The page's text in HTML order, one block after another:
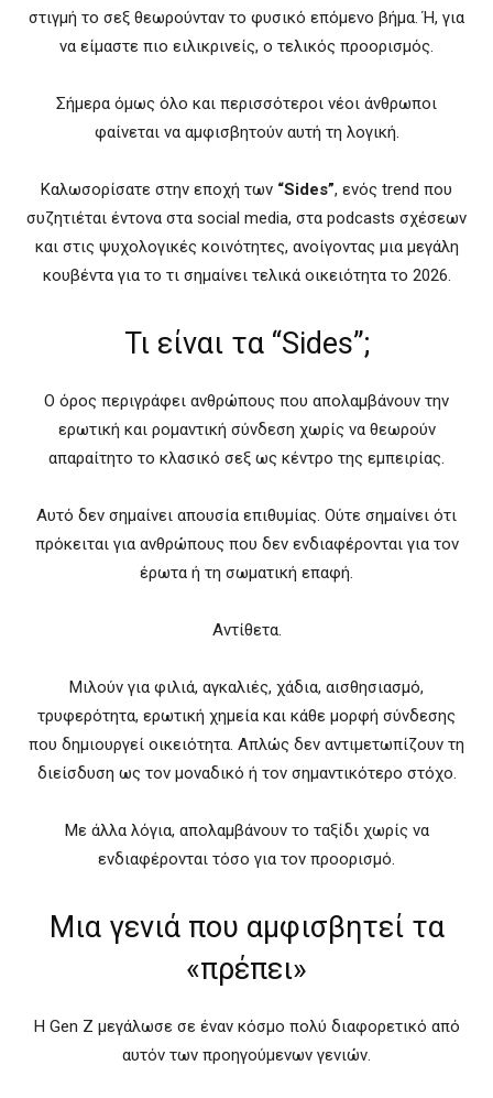
στιγμή το σεξ θεωρούνταν το φυσικό επόμενο βήμα. Ή, για
να είμαστε πιο ειλικρινείς, ο τελικός προορισμός.
Σήμερα όμως όλο και περισσότεροι νέοι άνθρωποι
φαίνεται να αμφισβητούν αυτή τη λογική.
Καλωσορίσατε στην εποχή των “Sides”, ενός trend που
συζητιέται έντονα στα social media, στα podcasts σχέσεων
και στις ψυχολογικές κοινότητες, ανοίγοντας μια μεγάλη
κουβέντα για το τι σημαίνει τελικά οικειότητα το 2026.
Τι είναι τα “Sides”;
Ο όρος περιγράφει ανθρώπους που απολαμβάνουν την
ερωτική και ρομαντική σύνδεση χωρίς να θεωρούν
απαραίτητο το κλασικό σεξ ως κέντρο της εμπειρίας.
Αυτό δεν σημαίνει απουσία επιθυμίας. Ούτε σημαίνει ότι
πρόκειται για ανθρώπους που δεν ενδιαφέρονται για τον
έρωτα ή τη σωματική επαφή.
Αντίθετα.
Μιλούν για φιλιά, αγκαλιές, χάδια, αισθησιασμό,
τρυφερότητα, ερωτική χημεία και κάθε μορφή σύνδεσης
που δημιουργεί οικειότητα. Απλώς δεν αντιμετωπίζουν τη
διείσδυση ως τον μοναδικό ή τον σημαντικότερο στόχο.
Με άλλα λόγια, απολαμβάνουν το ταξίδι χωρίς να
ενδιαφέρονται τόσο για τον προορισμό.
Μια γενιά που αμφισβητεί τα
«πρέπει»
Η Gen Z μεγάλωσε σε έναν κόσμο πολύ διαφορετικό από
αυτόν των προηγούμενων γενιών.